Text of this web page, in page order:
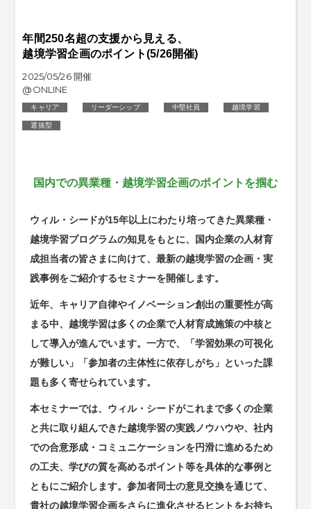
年間250名超の支援から見える、
越境学習企画のポイント(5/26開催)
2025/05/26 開催
@ONLINE
キャリア リーダーシップ 中堅社員 越境学習
選抜型
国内での異業種・越境学習企画のポイントを掴む
ウィル・シードが15年以上にわたり培ってきた異業種・
越境学習プログラムの知見をもとに、国内企業の人材育
成担当者の皆さまに向けて、最新の越境学習の企画・実
践事例をご紹介するセミナーを開催します。
近年、キャリア自律やイノベーション創出の重要性が高
まる中、越境学習は多くの企業で人材育成施策の中核と
して導入が進んでいます。一方で、「学習効果の可視化
が難しい」「参加者の主体性に依存しがち」といった課
題も多く寄せられています。
本セミナーでは、ウィル・シードがこれまで多くの企業
と共に取り組んできた越境学習の実践ノウハウや、社内
での合意形成・コミュニケーションを円滑に進めるため
の工夫、学びの質を高めるポイント等を具体的な事例と
ともにご紹介します。参加者同士の意見交換を通じて、
貴社の越境学習企画をさらに進化させるヒントをお持ち